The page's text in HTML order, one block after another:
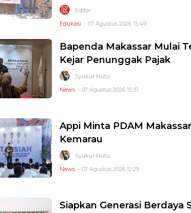
Editor
Edukasi - 07 Agustus 2026 15:49
Bapenda Makassar Mulai
Kejar Penunggak Pajak
Syukur Nutu
News - 07 Agustus 2026 15:31
Appi Minta PDAM
Kemarau
Syukur Nutu
News - 07 Agustus 2026 12:29
Siapkan Generasi Berdaya